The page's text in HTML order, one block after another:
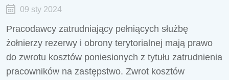
09 sty 2024
Pracodawcy zatrudniający pełniących służbę
żołnierzy rezerwy i obrony terytorialnej mają prawo
do zwrotu kosztów poniesionych z tytułu zatrudnienia
pracowników na zastępstwo. Zwrot kosztów